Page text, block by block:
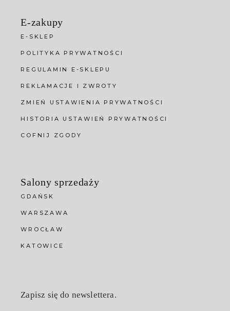
E-zakupy
E-SKLEP
POLITYKA PRYWATNOŚCI
REGULAMIN E-SKLEPU
REKLAMACJE I ZWROTY
ZMIEŃ USTAWIENIA PRYWATNOŚCI
HISTORIA USTAWIEŃ PRYWATNOŚCI
COFNIJ ZGODY
Salony sprzedaży
GDAŃSK
WARSZAWA
WROCŁAW
KATOWICE
Zapisz się do newslettera.